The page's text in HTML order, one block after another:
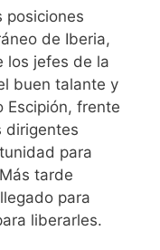
posiciones
de Iberia,
los jefes de la
buen talante y
Escipión, frente
dirigentes
para
tarde
para
liberarles.